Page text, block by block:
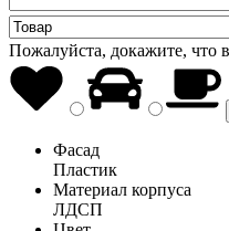
Пожалуйста, докажите, что
Фасад
Пластик
Материал корпуса
ЛДСП